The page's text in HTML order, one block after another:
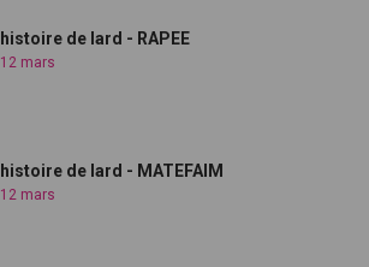
histoire de lard - RAPEE
12 mars
histoire de lard - MATEFAIM
12 mars